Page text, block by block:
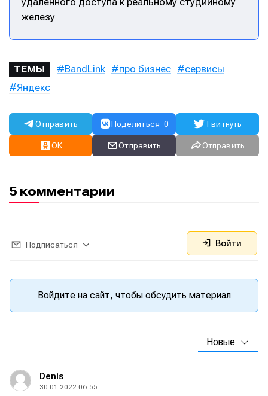
железу
ТЕМЫ BandLink про бизнес
сервисы
Яндекс
Отправить Поделиться 0 Твитнуть
OK Отправить Отправить
5 комментарии
Подписаться Войти
Войдите на сайт, чтобы обсудить материал
Новые
Denis
30.01.2022 06:55